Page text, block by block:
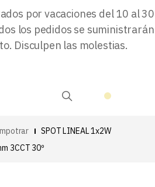
por vacaciones del 10 al 30
los pedidos se suministrarán
Disculpen las molestias.
SPOT LINEAL 1x2W
3CCT 30º